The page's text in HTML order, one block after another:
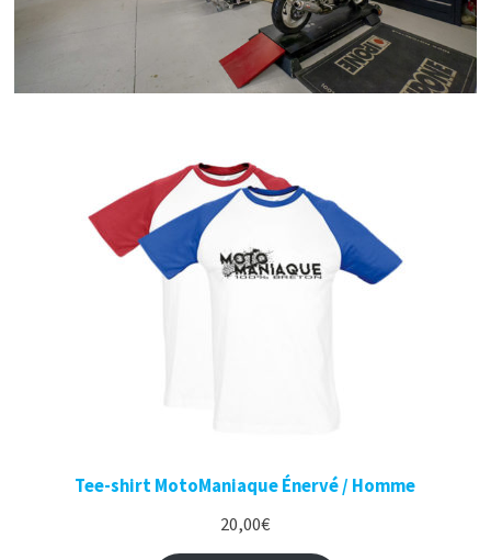
Tee-shirt MotoManiaque Énervé / Homme
20,00€